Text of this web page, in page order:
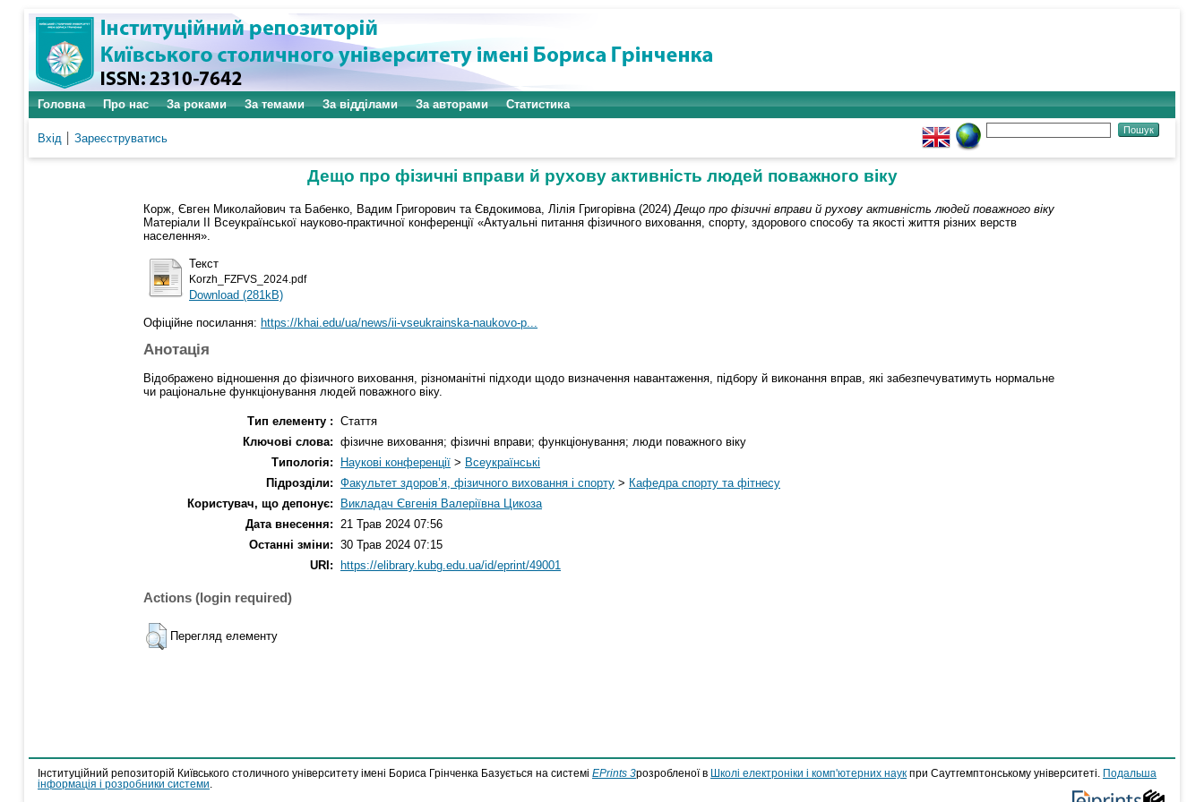
Головна Про нас За роками За темами За відділами За авторами Статистика
Вхід Зареєструватись
Дещо про фізичні вправи й рухову активність людей поважного віку
Корж, Євген Миколайович та Бабенко, Вадим Григорович та Євдокимова, Лілія Григорівна (2024) Дещо про фізичні вправи й рухову активність людей поважного віку
Матеріали II Всеукраїнської науково-практичної конференції «Актуальні питання фізичного виховання, спорту, здорового способу та якості життя різних верств
населення».
Текст
Korzh_FZFVS_2024.pdf
Download (281kB)
Офіційне посилання: https://khai.edu/ua/news/ii-vseukrainska-naukovo-p...
Анотація
Відображено відношення до фізичного виховання, різноманітні підходи щодо визначення навантаження, підбору й виконання вправ, які забезпечуватимуть нормальне
чи раціональне функціонування людей поважного віку.
Тип елементу : Стаття
Ключові слова: фізичне виховання; фізичні вправи; функціонування; люди поважного віку
Типологія:
Наукові конференції > Всеукраїнські
Підрозділи: Факультет здоров’я, фізичного виховання і спорту > Кафедра спорту та фітнесу
Користувач, що депонує:
Викладач Євгенія Валеріївна Цикоза
Дата внесення:
21 Трав 2024 07:56
Останні зміни: 30 Трав 2024 07:15
URI:
https://elibrary.kubg.edu.ua/id/eprint/49001
Actions (login required)
Перегляд елементу
Інституційний репозиторій Київського столичного університету імені Бориса Грінченка Базується на системі EPrints 3розробленої в Школі електроніки і комп'ютерних наук при Саутгемптонському університеті.
Подальша
інформація і розробники системи